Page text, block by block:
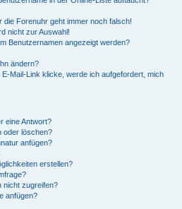
die Forenuhr geht immer noch falsch!
nicht zur Auswahl!
Benutzernamen angezeigt werden?
ändern?
Mail-Link klicke, werde ich aufgefordert, mich
eine Antwort?
oder löschen?
anfügen?
erstellen?
nicht zugreifen?
anfügen?